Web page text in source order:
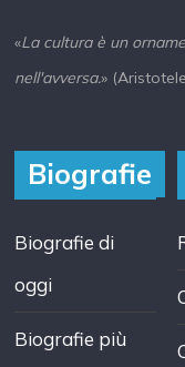
«La cultura è un
nell'avversa.»
Biografie
Biografie di
oggi
Biografie più